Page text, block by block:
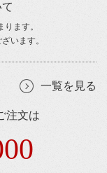
ます。
います。
一覧を見る
注文は